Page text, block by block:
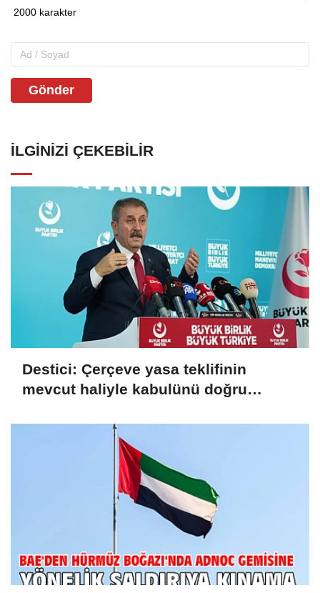
Gönder
İLGINIZI ÇEKEBILIR
Destici: Çerçeve yasa teklifinin
mevcut haliyle kabulünü doğru